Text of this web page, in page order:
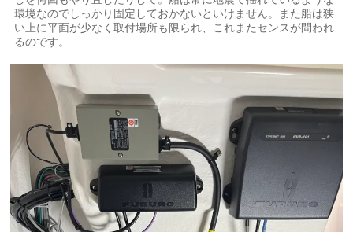
環境なのでしっかり固定しておかないといけません。また船は狭
い上に平面が少なく取付場所も限られ、これまたセンスが問われ
るのです。